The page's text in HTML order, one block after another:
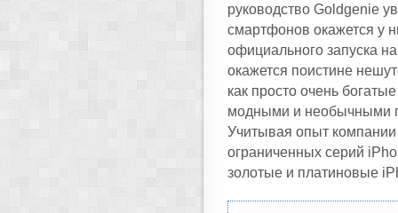
руководство Goldgenie
смартфонов окажется у
официального запуска
окажется поистине
как просто очень
модными и необычными
Учитывая опыт
ограниченных серий
золотые и платиновые